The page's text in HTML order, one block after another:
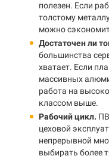
полезен. Если
толстому
можно
Достаточен ли
большинства
хватает. Если
массивных
работа на
классом выше.
Рабочий цикл.
цеховой
непрерывной
выбирать более